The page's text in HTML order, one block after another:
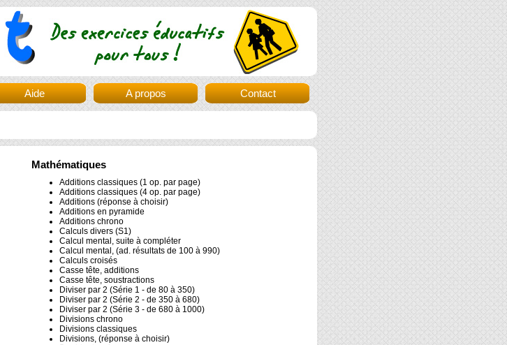
Aide A propos Contact
Mathématiques
Additions classiques (1 op. par page)
Additions classiques (4 op. par page)
Additions (réponse à choisir)
Additions en pyramide
Additions chrono
Calculs divers (S1)
Calcul mental, suite à compléter
Calcul mental, (ad. résultats de 100 à 990)
Calculs croisés
Casse tête, additions
Casse tête, soustractions
Diviser par 2 (Série 1 - de 80 à 350)
Diviser par 2 (Série 2 - de 350 à 680)
Diviser par 2 (Série 3 - de 680 à 1000)
Divisions chrono
Divisions classiques
Divisions, (réponse à choisir)